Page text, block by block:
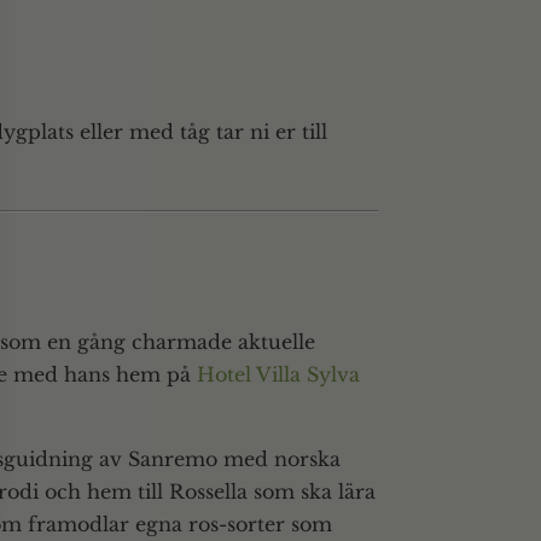
eller med tåg tar ni er till
en gång charmade aktuelle
med hans hem på Hotel Villa Sylva
av Sanremo med norska
och hem till Rossella som ska lära
framodlar egna ros-sorter som